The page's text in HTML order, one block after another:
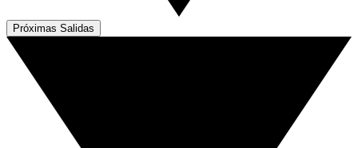
Próximas Salidas